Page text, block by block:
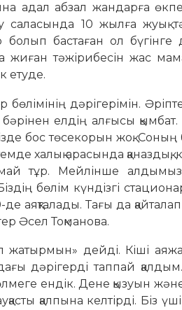
адал абзал жандарға
саласында 10 жылға
болып бастаған ол
тәжірибесін жас
етуде.
бөлімінің дәрігерімін.
елдің алғысы
бос төсекорын жоқ.
халық арасында
тұр. Мейлінше
бөлім күндізгі
аяқталады. Тағы да
Әсел Тоқманова.
жатырмын» дейді. Кіші
дәрігерді таппай
ендік. Дене қызуын
қалпына келтірді.